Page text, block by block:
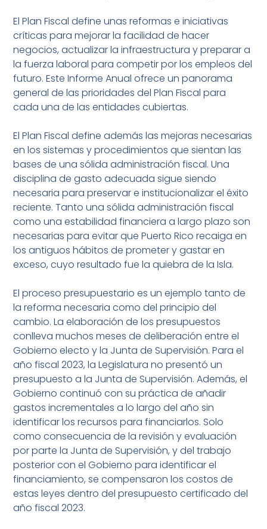
El Plan Fiscal define unas reformas e iniciativas
críticas para mejorar la facilidad de hacer
negocios, actualizar la infraestructura y preparar a
la fuerza laboral para competir por los empleos del
futuro. Este Informe Anual ofrece un panorama
general de las prioridades del Plan Fiscal para
cada una de las entidades cubiertas.
El Plan Fiscal define además las mejoras necesarias
en los sistemas y procedimientos que sientan las
bases de una sólida administración fiscal. Una
disciplina de gasto adecuada sigue siendo
necesaria para preservar e institucionalizar el éxito
reciente. Tanto una sólida administración fiscal
como una estabilidad financiera a largo plazo son
necesarias para evitar que Puerto Rico recaiga en
los antiguos hábitos de prometer y gastar en
exceso, cuyo resultado fue la quiebra de la Isla.
El proceso presupuestario es un ejemplo tanto de
la reforma necesaria como del principio del
cambio. La elaboración de los presupuestos
conlleva muchos meses de deliberación entre el
Gobierno electo y la Junta de Supervisión. Para el
año fiscal 2023, la Legislatura no presentó un
presupuesto a la Junta de Supervisión. Además, el
Gobierno continuó con su práctica de añadir
gastos incrementales a lo largo del año sin
identificar los recursos para financiarlos. Solo
como consecuencia de la revisión y evaluación
por parte la Junta de Supervisión, y del trabajo
posterior con el Gobierno para identificar el
financiamiento, se compensaron los costos de
estas leyes dentro del presupuesto certificado del
año fiscal 2023.